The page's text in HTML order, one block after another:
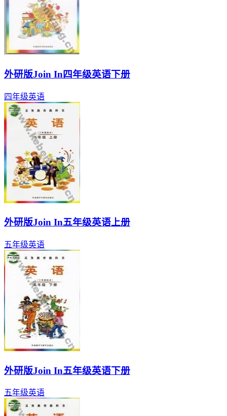
外研版Join In四年级英语下册
四年级英语
外研版Join In五年级英语上册
五年级英语
外研版Join In五年级英语下册
五年级英语